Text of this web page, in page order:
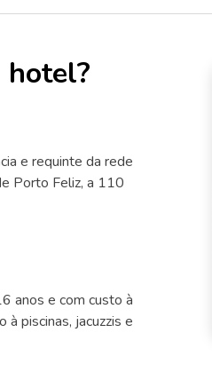
hotel?
e requinte da rede
Porto Feliz, a 110
anos e com custo à
piscinas, jacuzzis e